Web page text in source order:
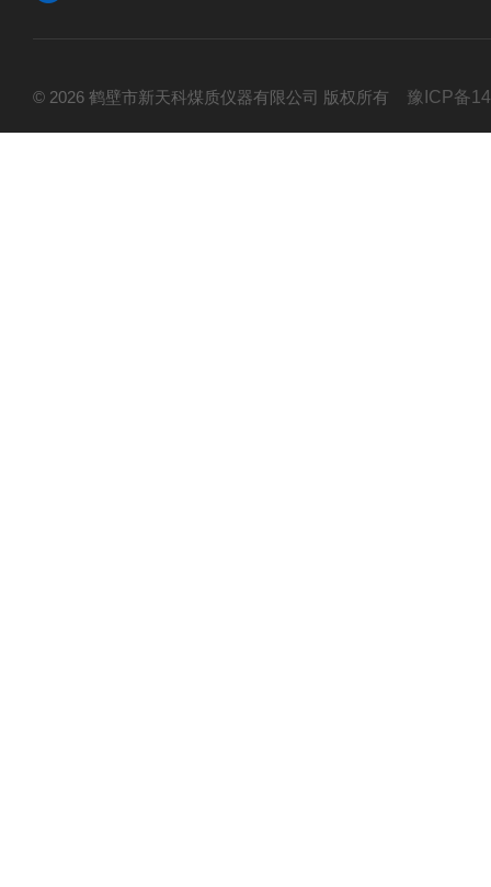
© 2026 鹤壁市新天科煤质仪器有限公司 版权所有 豫ICP备